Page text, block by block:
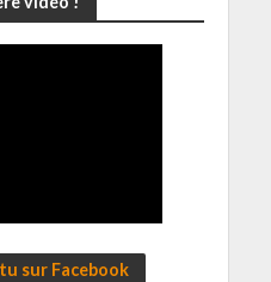
sur Facebook